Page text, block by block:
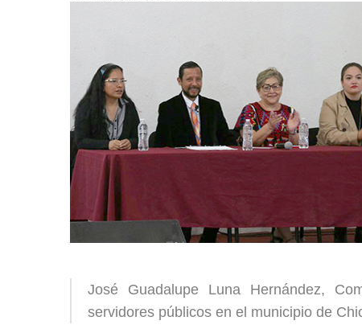
José Guadalupe Luna Hernández,
servidores públicos en el municipio de